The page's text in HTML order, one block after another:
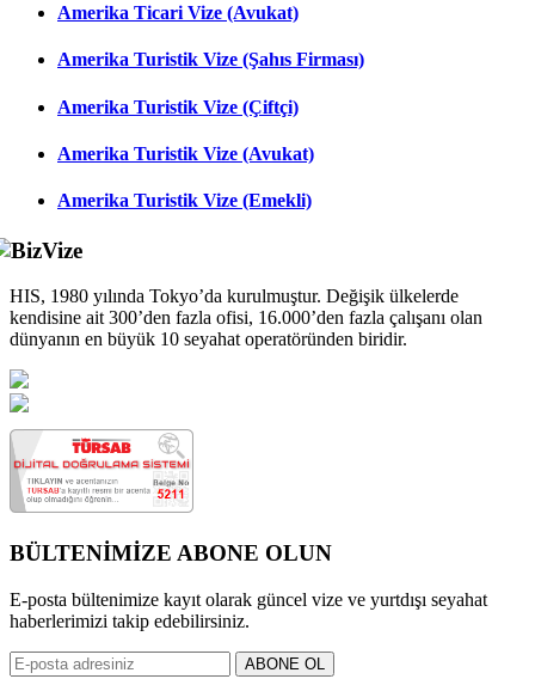
Amerika Ticari Vize (Avukat)
Amerika Turistik Vize (Şahıs Firması)
Amerika Turistik Vize (Çiftçi)
Amerika Turistik Vize (Avukat)
Amerika Turistik Vize (Emekli)
HIS, 1980 yılında Tokyo’da kurulmuştur. Değişik ülkelerde
kendisine ait 300’den fazla ofisi, 16.000’den fazla çalışanı olan
dünyanın en büyük 10 seyahat operatöründen biridir.
BÜLTENİMİZE ABONE OLUN
E-posta bültenimize kayıt olarak güncel vize ve yurtdışı seyahat
haberlerimizi takip edebilirsiniz.